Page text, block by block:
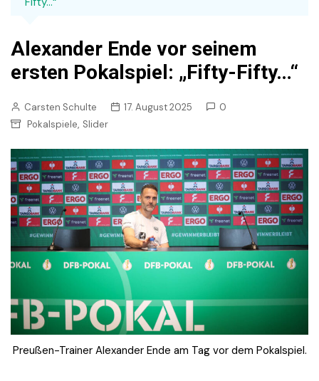
Alexander Ende vor seinem
ersten Pokalspiel: „Fifty-Fifty…“
Carsten Schulte 17. August 2025
0
Pokalspiele, Slider
Preußen-Trainer Alexander Ende am Tag vor dem Pokalspiel.